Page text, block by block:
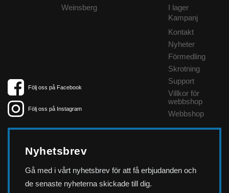
Weinsberg
I lager
Kampanj
Kontakt
Nyheter
Förmedling
Skrotning
Support
Villkor för
webbshop
Webbshop
Följ oss på Facebook
Följ oss på Instagram
Nyhetsbrev
Gå med i vårt nyhetsbrev för att få erbjudanden och
de senaste nyheterna skickade till dig.